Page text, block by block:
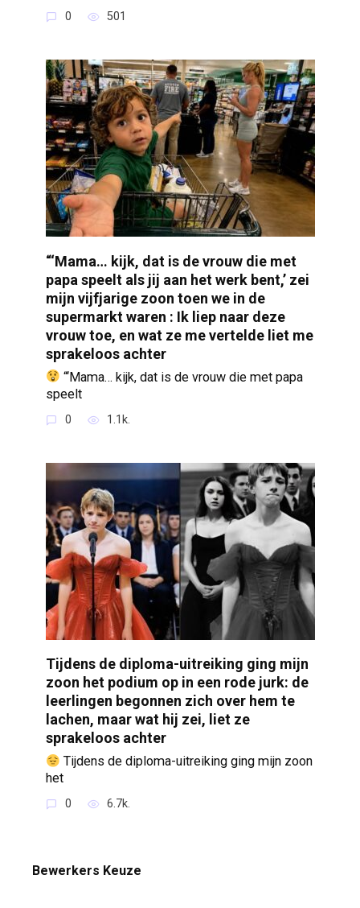
0 501
“‘Mama… kijk, dat is de vrouw die met
papa speelt als jij aan het werk bent,’ zei
mijn vijfjarige zoon toen we in de
supermarkt waren : Ik liep naar deze
vrouw toe, en wat ze me vertelde liet me
sprakeloos achter
“‘Mama… kijk, dat is de vrouw die met papa
speelt
0 1.1k.
Tijdens de diploma-uitreiking ging mijn
zoon het podium op in een rode jurk: de
leerlingen begonnen zich over hem te
lachen, maar wat hij zei, liet ze
sprakeloos achter
Tijdens de diploma-uitreiking ging mijn zoon
het
0 6.7k.
Bewerkers Keuze